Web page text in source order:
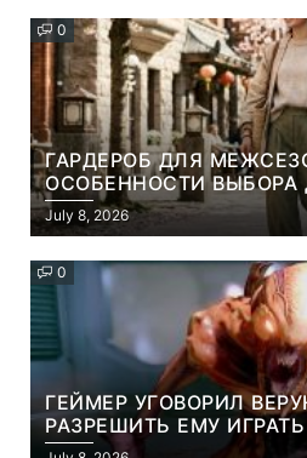
0
ГАРДЕРОБ ДЛЯ
ОСОБЕННОСТИ ВЫБОРА
ПАРКИ И ЭЛЕГАНТНОГО
July 8, 2026
0
ГЕЙМЕР УГОВОРИЛ
РАЗРЕШИТЬ ЕМУ
ЧТО ЭТО